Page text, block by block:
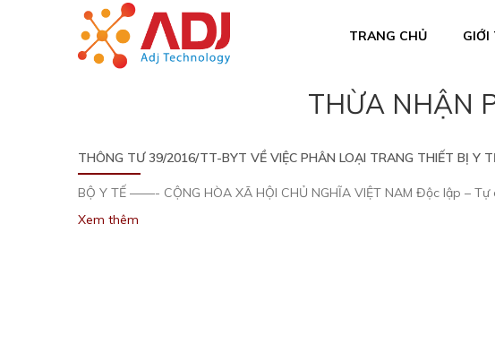
TRANG CHỦ GIỚI
THỪA NHẬN
THÔNG TƯ 39/2016/TT-BYT VỀ VIỆC PHÂN LOẠI TRANG THIẾT BỊ Y
BỘ Y TẾ ——- CỘNG HÒA XÃ HỘI CHỦ NGHĨA VIỆT NAM Độc lập
Xem thêm